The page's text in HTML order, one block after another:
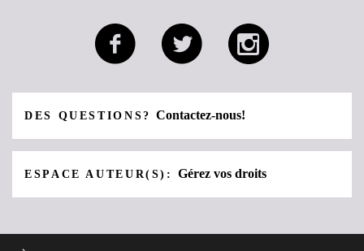
DES QUESTIONS?Contactez-nous!
ESPACE AUTEUR(S):Gérez vos droits